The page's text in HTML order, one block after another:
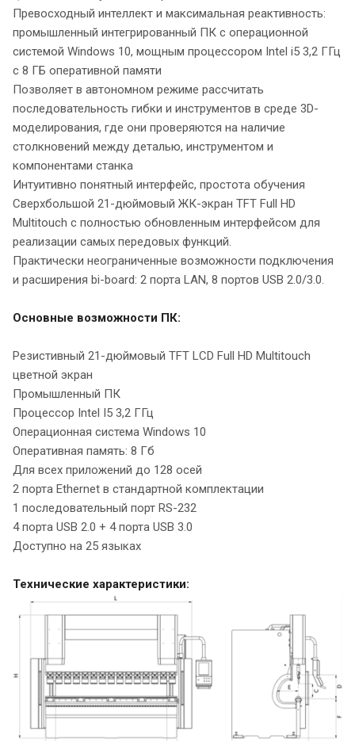
Превосходный интеллект и максимальная реактивность:
промышленный интегрированный ПК с операционной
системой Windows 10, мощным процессором Intel i5 3,2 ГГц
с 8 ГБ оперативной памяти
Позволяет в автономном режиме рассчитать
последовательность гибки и инструментов в среде 3D-
моделирования, где они проверяются на наличие
столкновений между деталью, инструментом и
компонентами станка
Интуитивно понятный интерфейс, простота обучения
Сверхбольшой 21-дюймовый ЖК-экран TFT Full HD
Multitouch с полностью обновленным интерфейсом для
реализации самых передовых функций.
Практически неограниченные возможности подключения
и расширения bi-board: 2 порта LAN, 8 портов USB 2.0/3.0.
Основные возможности ПК:
Резистивный 21-дюймовый TFT LCD Full HD Multitouch
цветной экран
Промышленный ПК
Процессор Intel I5 3,2 ГГц
Операционная система Windows 10
Оперативная память: 8 Гб
Для всех приложений до 128 осей
2 порта Ethernet в стандартной комплектации
1 последовательный порт RS-232
4 порта USB 2.0 + 4 порта USB 3.0
Доступно на 25 языках
Технические характеристики: